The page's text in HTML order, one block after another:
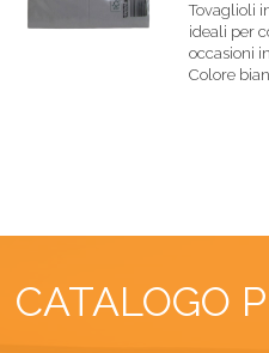
Tovaglioli
ideali per
occasioni
Colore
CATALOGO